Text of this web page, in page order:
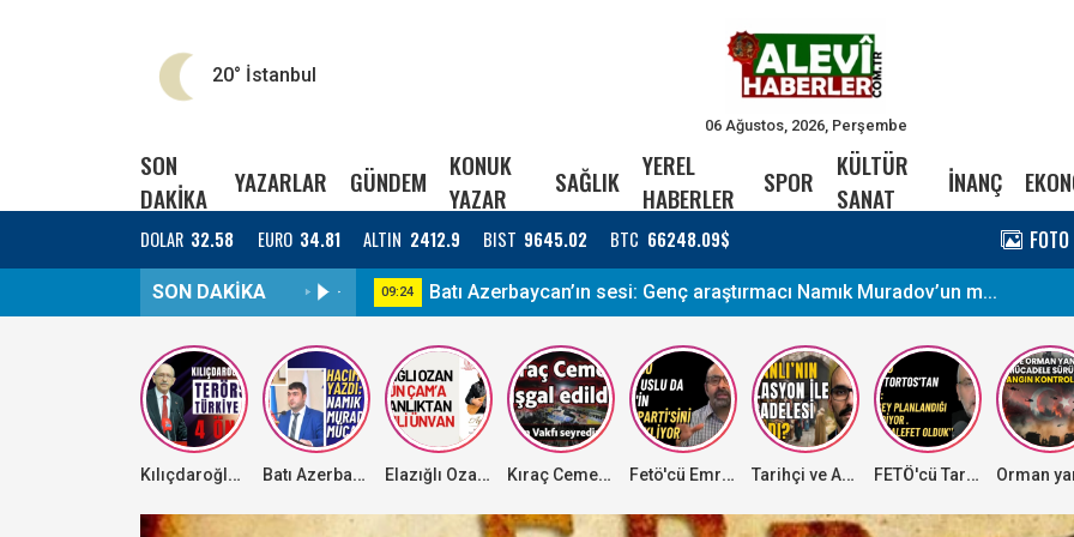
20° İstanbul
06 Ağustos, 2026, Perşembe
SON
DAKİKA
YAZARLAR GÜNDEM
KONUK
YAZAR
SAĞLIK
YEREL
HABERLER
SPOR
KÜLTÜR
SANAT
İNANÇ
DOLAR 32.58 EURO 34.81 ALTIN 2412.9 BIST 9645.02 BTC 66248.09$
SON DAKİKA 09:24 Batı Azerbaycan’ın sesi: Genç araştırmacı Namık Muradov’un m...
Kılıçdaroğlu'dan Terörsüz Türkiye için 4 öneri Batı Azerbaycan’ın sesi: Genç araştırmacı Namık Muradov’un mücadelesi Elazığlı Ozan Aygün Çam’a bakanlıktan önemli ünvan Kıraç Cemevi işgal edildi, Cem Vakfı seyrediyor! Fetö'cü Emre Uslu da Özel'in Yeni Parti'sini destekliyor Tarihçi ve Analist Umut Berhan Şen'den enflasyonla mücadelede "Osmanlı modeli denetim" ve "halk reyonu" önerisi FETÖ'cü Tarık Toros'tan itiraf: Ana muhalefet olduk!